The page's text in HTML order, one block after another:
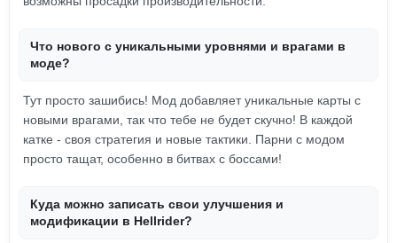
Что нового с уникальными уровнями и врагами в
моде?
Тут просто зашибись! Мод добавляет уникальные карты с
новыми врагами, так что тебе не будет скучно! В каждой
катке - своя стратегия и новые тактики. Парни с модом
просто тащат, особенно в битвах с боссами!
Куда можно записать свои улучшения и
модификации в Hellrider?